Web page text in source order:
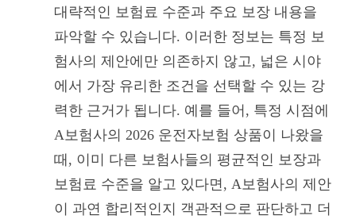
대략적인 보험료 수준과 주요 보장 내용을
파악할 수 있습니다. 이러한 정보는 특정 보
험사의 제안에만 의존하지 않고, 넓은 시야
에서 가장 유리한 조건을 선택할 수 있는 강
력한 근거가 됩니다. 예를 들어, 특정 시점에
A보험사의 2026 운전자보험 상품이 나왔을
때, 이미 다른 보험사들의 평균적인 보장과
보험료 수준을 알고 있다면, A보험사의 제안
이 과연 합리적인지 객관적으로 판단하고 더